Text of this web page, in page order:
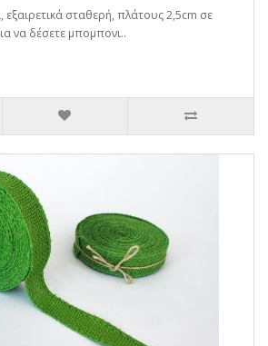
σταθερή, πλάτους 2,5cm σε
να δέσετε μπομπονι..